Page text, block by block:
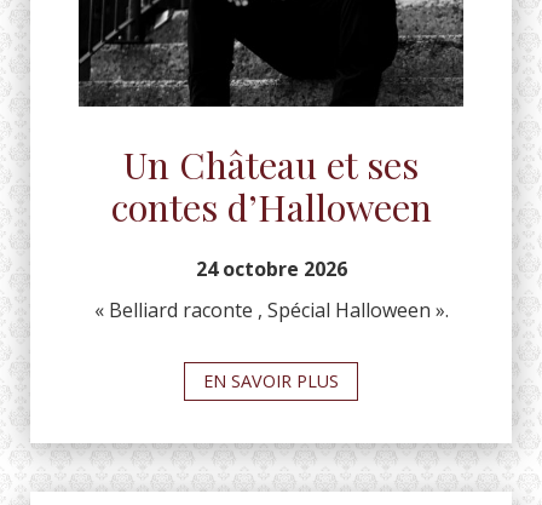
Un Château et ses
contes d’Halloween
24 octobre 2026
« Belliard raconte , Spécial Halloween ».
EN SAVOIR PLUS